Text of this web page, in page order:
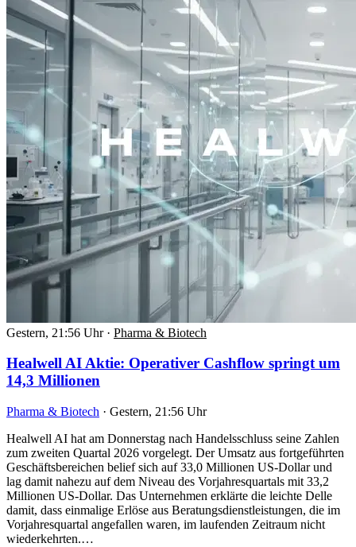
Gestern, 21:56 Uhr · Pharma & Biotech
Healwell AI Aktie: Operativer Cashflow springt um
14,3 Millionen
Pharma & Biotech · Gestern, 21:56 Uhr
Healwell AI hat am Donnerstag nach Handelsschluss seine Zahlen
zum zweiten Quartal 2026 vorgelegt. Der Umsatz aus fortgeführten
Geschäftsbereichen belief sich auf 33,0 Millionen US-Dollar und
lag damit nahezu auf dem Niveau des Vorjahresquartals mit 33,2
Millionen US-Dollar. Das Unternehmen erklärte die leichte Delle
damit, dass einmalige Erlöse aus Beratungsdienstleistungen, die im
Vorjahresquartal angefallen waren, im laufenden Zeitraum nicht
wiederkehrten.…